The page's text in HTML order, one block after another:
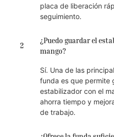
placa de liberación
seguimiento.
2
¿Puedo guardar el
mango?
Sí. Una de las
funda es que permite
estabilizador con el
ahorra tiempo y
de trabajo.